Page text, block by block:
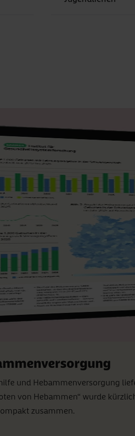
und Hebammenversorgung
von Hebammen“ wurde
zusammen.